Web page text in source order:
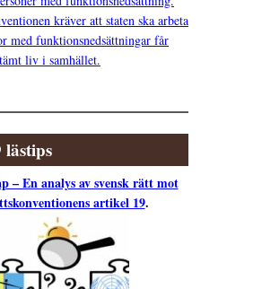
kräver att staten ska arbeta
med funktionsnedsättningar får
liv i samhället.
– En analys av svensk rätt mot
artikel 19.